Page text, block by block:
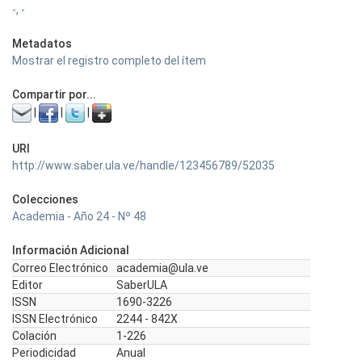
-, -
Metadatos
Mostrar el registro completo del ítem
Compartir por...
URI
http://www.saber.ula.ve/handle/123456789/52035
Colecciones
Academia - Año 24 - Nº 48
Información Adicional
Correo Electrónico
academia@ula.ve
Editor
SaberULA
ISSN
1690-3226
ISSN Electrónico
2244 - 842X
Colación
1-226
Periodicidad
Anual